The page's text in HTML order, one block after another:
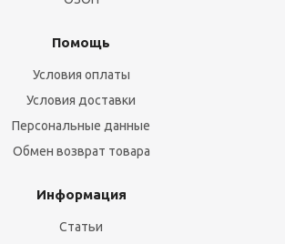
Помощь
Условия оплаты
Условия доставки
Персональные данные
Обмен возврат товара
Информация
Статьи